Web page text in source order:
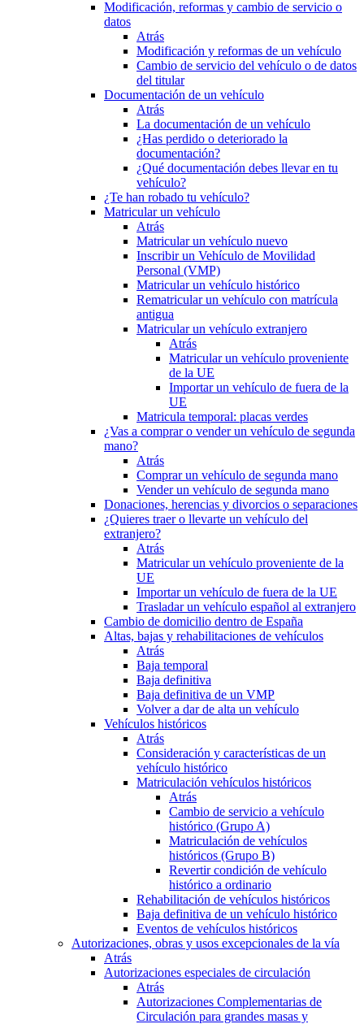
Modificación, reformas y cambio de servicio o
datos
Atrás
Modificación y reformas de un vehículo
Cambio de servicio del vehículo o de datos
del titular
Documentación de un vehículo
Atrás
La documentación de un vehículo
¿Has perdido o deteriorado la
documentación?
¿Qué documentación debes llevar en tu
vehículo?
¿Te han robado tu vehículo?
Matricular un vehículo
Atrás
Matricular un vehículo nuevo
Inscribir un Vehículo de Movilidad
Personal (VMP)
Matricular un vehículo histórico
Rematricular un vehículo con matrícula
antigua
Matricular un vehículo extranjero
Atrás
Matricular un vehículo proveniente
de la UE
Importar un vehículo de fuera de la
UE
Matricula temporal: placas verdes
¿Vas a comprar o vender un vehículo de segunda
mano?
Atrás
Comprar un vehículo de segunda mano
Vender un vehículo de segunda mano
Donaciones, herencias y divorcios o separaciones
¿Quieres traer o llevarte un vehículo del
extranjero?
Atrás
Matricular un vehículo proveniente de la
UE
Importar un vehículo de fuera de la UE
Trasladar un vehículo español al extranjero
Cambio de domicilio dentro de España
Altas, bajas y rehabilitaciones de vehículos
Atrás
Baja temporal
Baja definitiva
Baja definitiva de un VMP
Volver a dar de alta un vehículo
Vehículos históricos
Atrás
Consideración y características de un
vehículo histórico
Matriculación vehículos históricos
Atrás
Cambio de servicio a vehículo
histórico (Grupo A)
Matriculación de vehículos
históricos (Grupo B)
Revertir condición de vehículo
histórico a ordinario
Rehabilitación de vehículos históricos
Baja definitiva de un vehículo histórico
Eventos de vehículos históricos
Autorizaciones, obras y usos excepcionales de la vía
Atrás
Autorizaciones especiales de circulación
Atrás
Autorizaciones Complementarias de
Circulación para grandes masas y